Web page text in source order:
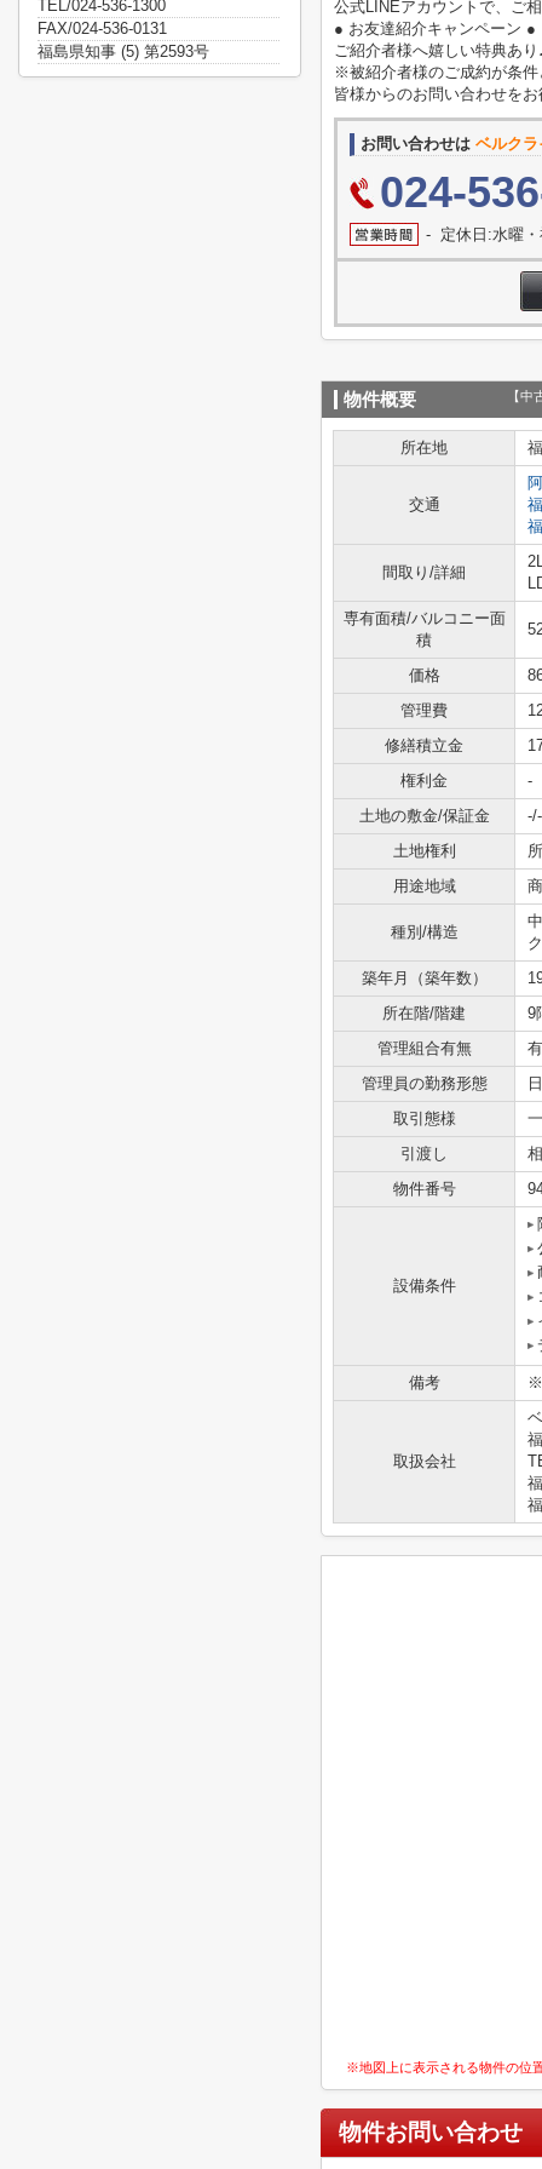
公式LINEアカウントで、ご
● お友達紹介キャンペーン ●
ご紹介者様へ嬉しい特典あり
※被紹介者様のご成約が条件
皆様からのお問い合わせを
お問い合わせは ベルク
024-
- 定休日:水曜・
物件概要 【中
所在地
交通
間取り/詳細
専有面積/バルコニー面
積
価格
管理費
修繕積立金
権利金
-
土地の敷金/保証金
-/-
土地権利
用途地域
種別/構造
築年月（築年数）
所在階/階建
9
管理組合有無
有
管理員の勤務形態
取引態様
引渡し
物件番号
設備条件
備考 ※
取扱会社
※地図上に表示される物件の位
物件お問い合わせ
TEL/024-536-1300
FAX/024-536-0131
福島県知事 (5) 第2593号